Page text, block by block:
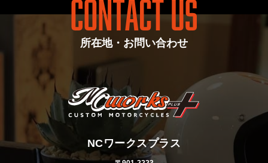
所在地・お問い合わせ
NCワークスプラス